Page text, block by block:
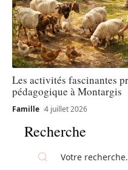
Les activités fascinantes
pédagogique à Montargis
Famille 4 juillet 2026
Recherche